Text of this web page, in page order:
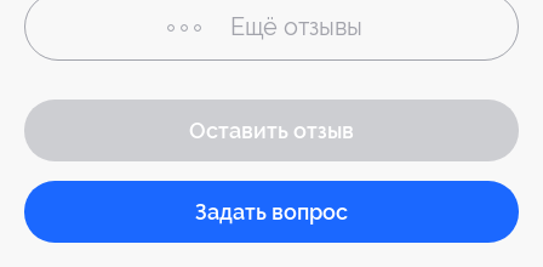
Ещё отзывы
Оставить отзыв
Задать вопрос